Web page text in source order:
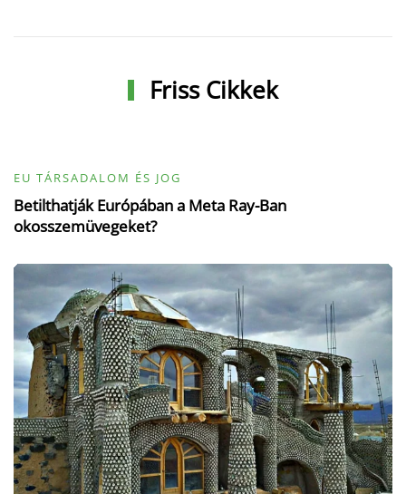
Friss Cikkek
EU TÁRSADALOM ÉS JOG
Betilthatják Európában a Meta Ray-Ban
okosszemüvegeket?